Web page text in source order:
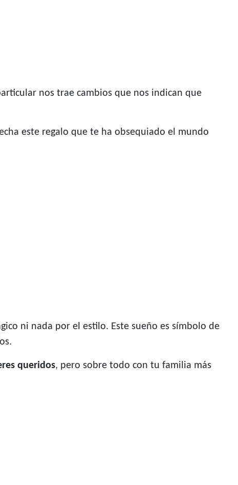
nos trae cambios que nos indican que
este regalo que te ha obsequiado el mundo
ni nada por el estilo. Este sueño es símbolo de
queridos, pero sobre todo con tu familia más